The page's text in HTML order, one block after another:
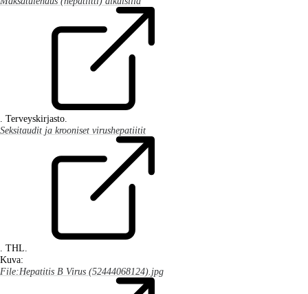
. Terveyskirjasto.
Seksitaudit ja krooniset virushepatiitit
. THL.
Kuva:
File:Hepatitis B Virus (52444068124).jpg